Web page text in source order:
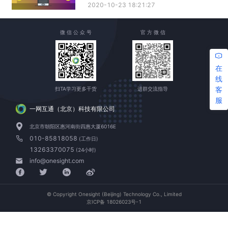
2020-10-23 18:21:27
在
线
客
服
一网互通（北京）科技有限公司
北京市朝阳区惠河南街四惠大厦6016E
010-85818058 (工作日)
13263370075 (24小时)
info@onesight.com
微 信 公 众 号
扫TA学习更多干货
官 方 微 信
进群交流指导
© Copyright Onesight (Beijing) Technology Co., Limited
京ICP备 18026023号-1